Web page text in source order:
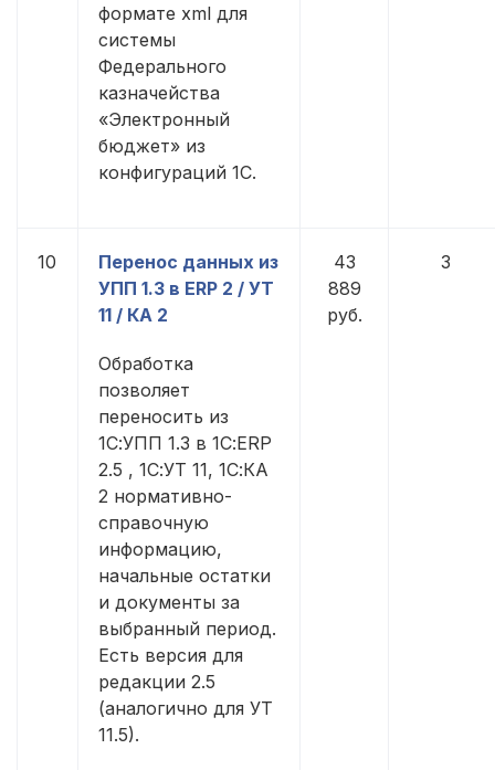
формате xml для
системы
Федерального
казначейства
«Электронный
бюджет» из
конфигураций 1С.
10
Перенос данных из
УПП 1.3 в ERP 2 / УТ
11 / КА 2
Обработка
позволяет
переносить из
1С:УПП 1.3 в 1С:ERP
2.5 , 1С:УТ 11, 1С:КА
2 нормативно-
справочную
информацию,
начальные остатки
и документы за
выбранный период.
Есть версия для
редакции 2.5
(аналогично для УТ
11.5).
43
889
руб.
3